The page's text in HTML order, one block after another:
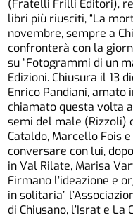
(Fratelli Frilli Editori),
libri più riusciti, “La
novembre, sempre a
confronterà con la
su “Fotogrammi di un
Edizioni. Chiusura il 13
Enrico Pandiani, amato
chiamato questa volta
semi del male (Rizzoli)
Cataldo, Marcello Fois
conversare con lui,
in Val Rilate, Marisa
Firmano l’ideazione e
in solitaria”
di Chiusano, l’Israt e La